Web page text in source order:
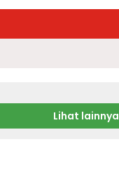
Lihat lainnya